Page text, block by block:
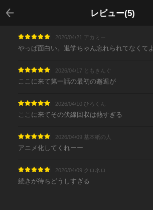
レビュー(5)
戻る
2026/04/21 アカミー
やっぱ面白い。退学ちゃん忘れられてなくて
2026/04/17 ともきんぐ
ここに来て第一話の最初の邂逅が
2026/04/10 ひろくん
ここに来てその伏線回収は熱すぎる
2026/04/09 基本紙の人
アニメ化してくれーー
2026/04/09 クロネロ
続きが待ちどうしすぎる